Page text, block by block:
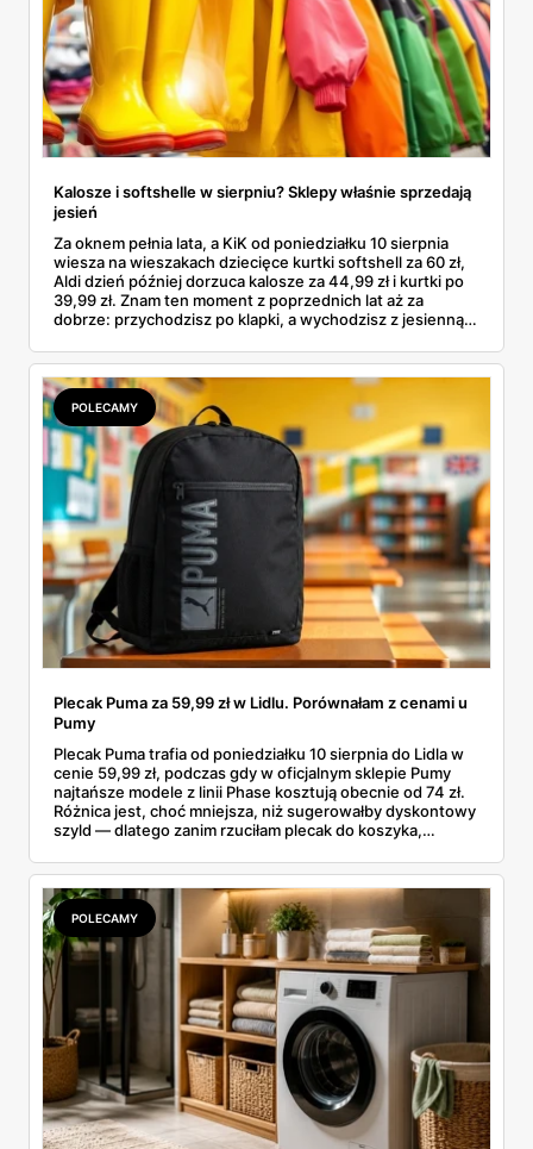
Kalosze i softshelle w sierpniu? Sklepy właśnie sprzedają
jesień
Za oknem pełnia lata, a KiK od poniedziałku 10 sierpnia
wiesza na wieszakach dziecięce kurtki softshell za 60 zł,
Aldi dzień później dorzuca kalosze za 44,99 zł i kurtki po
39,99 zł. Znam ten moment z poprzednich lat aż za
dobrze: przychodzisz po klapki, a wychodzisz z jesienną
pojawi się w gazetkach w przyszłym tygodniu i czy jest
sens kupować jesień, zanim skończą się wakacje.
POLECAMY
Plecak Puma za 59,99 zł w Lidlu. Porównałam z cenami u
Pumy
Plecak Puma trafia od poniedziałku 10 sierpnia do Lidla w
cenie 59,99 zł, podczas gdy w oficjalnym sklepie Pumy
najtańsze modele z linii Phase kosztują obecnie od 74 zł.
Różnica jest, choć mniejsza, niż sugerowałby dyskontowy
szyld — dlatego zanim rzuciłam plecak do koszyka,
rozpiska: co dokładnie sprzedaje Lidl, ile kosztują
odpowiedniki u producenta i komu ten zakup naprawdę
się opłaci.
POLECAMY